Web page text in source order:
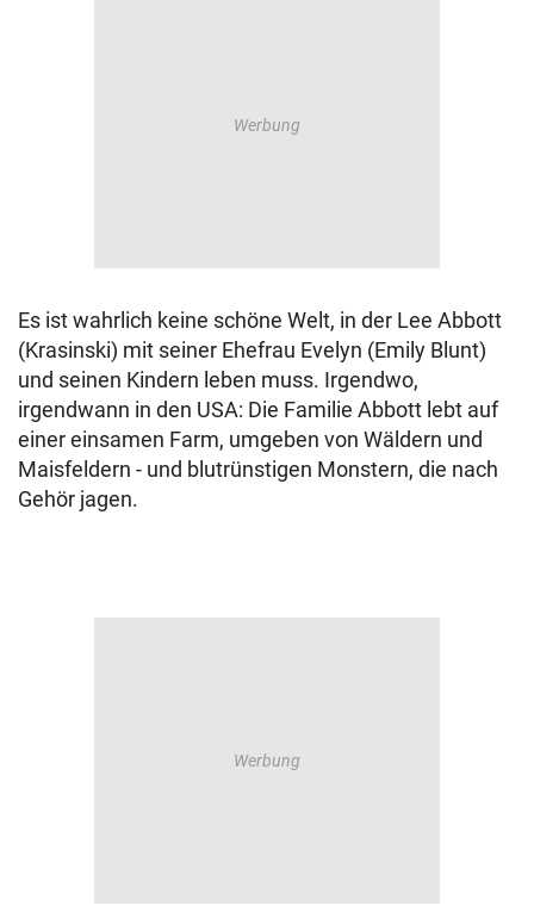
Es ist wahrlich keine schöne Welt, in der Lee Abbott
(Krasinski) mit seiner Ehefrau Evelyn (Emily Blunt)
und seinen Kindern leben muss. Irgendwo,
irgendwann in den USA: Die Familie Abbott lebt auf
einer einsamen Farm, umgeben von Wäldern und
Maisfeldern - und blutrünstigen Monstern, die nach
Gehör jagen.